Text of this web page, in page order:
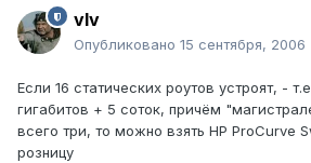
vIv
Опубликовано 15 сентября, 2006
Если 16 статических роутов устроят, -
гигабитов + 5 соток, причём
всего три, то можно взять HP ProCurve
розницу